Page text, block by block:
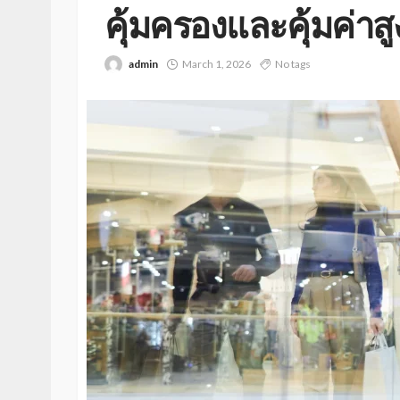
คุ้มครองและคุ้มค่าสู
admin March 1, 2026 No tags